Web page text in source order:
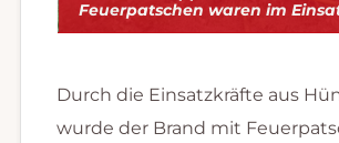
Feuerpatschen waren im
Durch die Einsatzkräfte aus
wurde der Brand mit